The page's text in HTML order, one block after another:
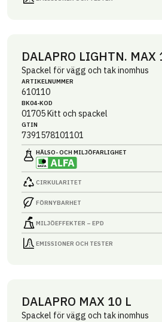
DALAPRO LIGHTN.
Spackel för vägg och tak inomhus
ARTIKEL­NUMMER
610110
BK04-KOD
01705Kitt och spackel
GTIN
7391578101101
HÄLSO- OCH MILJÖ­FARLIGHET
CIRKULARITET
FÖRNYBARHET
MILJÖEFFEKTER – EPD
EMISSIONER OCH TESTER
DALAPRO MAX 10 L
Spackel för vägg och tak inomhus